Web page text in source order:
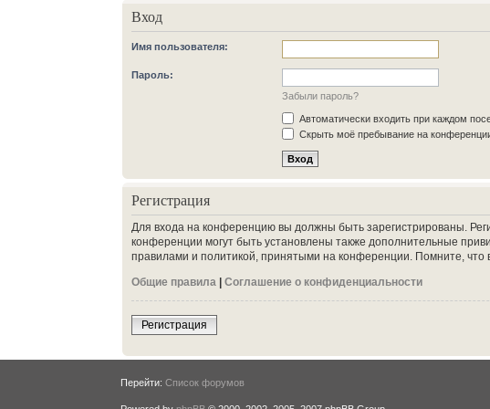
Вход
Имя пользователя:
Пароль:
Забыли пароль?
Автоматически входить при каждом
Скрыть моё пребывание на
Регистрация
Для входа на конференцию вы должны быть зарегистрированы.
конференции могут быть установлены также дополнительные
правилами и политикой, принятыми на конференции. Помните, что
Общие правила |Соглашение о конфиденциальности
Регистрация
Перейти: Список форумов